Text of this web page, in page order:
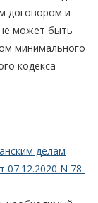
договором и
может быть
минимального
кодекса
делам
07.12.2020 N 78-